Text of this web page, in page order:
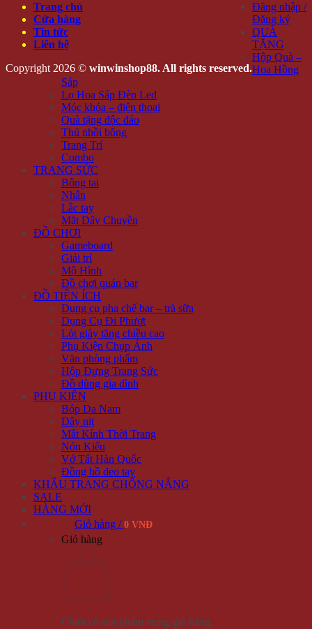
Trang chủ
Cửa hàng
Tin tức
Liên hệ
Copyright 2026 © winwinshop88. All rights reserved.
Đăng nhập /
Đăng ký
QUÀ
TẶNG
Hộp Quà –
Hoa Hồng
Sáp
Lọ Hoa Sáp Đèn Led
Móc khóa – điện thoại
Quà tặng độc đáo
Thú nhồi bông
Trang Trí
Combo
TRANG SỨC
Bông tai
Nhẫn
Lắc tay
Mặt Dây Chuyền
ĐỒ CHƠI
Gameboard
Giải trí
Mô Hình
Đồ chơi quán bar
ĐỒ TIỆN ÍCH
Dụng cụ pha chế bar – trà sữa
Dụng Cụ Đi Phượt
Lót giày tăng chiều cao
Phụ Kiện Chụp Ảnh
Văn phòng phẩm
Hộp Đựng Trang Sức
Đồ dùng gia đình
PHỤ KIỆN
Bóp Da Nam
Dây nịt
Mắt Kính Thời Trang
Nón Kiểu
Vớ Tất Hàn Quốc
Đồng hồ đeo tay
KHẨU TRANG CHỐNG NẮNG
SALE
HÀNG MỚI
Giỏ hàng / 0 VNĐ
Giỏ hàng
Chưa có sản phẩm trong giỏ hàng.